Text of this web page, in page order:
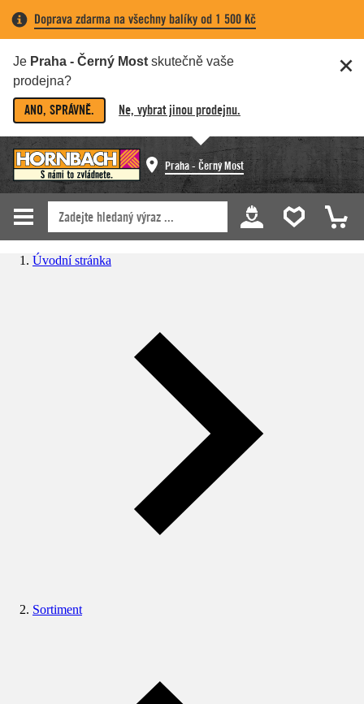
Doprava zdarma na všechny balíky od 1 500 Kč
Je Praha - Černý Most skutečně vaše
prodejna?
ANO, SPRÁVNĚ. Ne, vybrat jinou prodejnu.
Praha - Černý Most
Úvodní stránka
Sortiment